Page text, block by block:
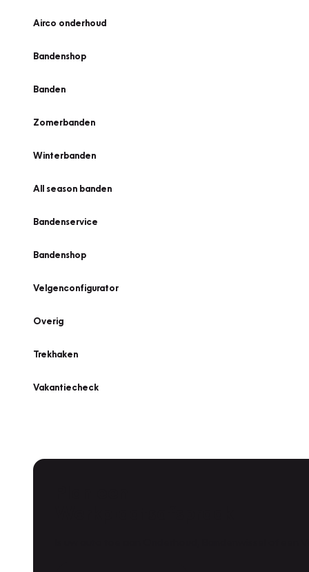
Airco onderhoud
Bandenshop
Banden
Zomerbanden
Winterbanden
All season banden
Bandenservice
Bandenshop
Velgenconfigurator
Overig
Trekhaken
Vakantiecheck